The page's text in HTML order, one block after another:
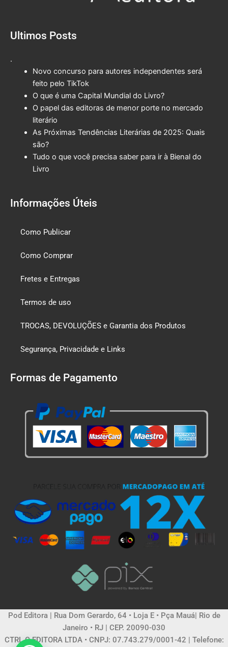
Ultimos Posts
.
Novo concurso para autores independentes será
feito pelo TikTok
O que é uma Capital Mundial do Livro?
O papel das editoras de menor porte no mercado
literário
As Próximas Tendências Literárias de 2025: Quais
são?
Tudo o que você precisa saber para ir à Bienal do
Livro
Informações Úteis
Como Publicar
Como Comprar
Fretes e Entregas
Termos de uso
TROCAS, DEVOLUÇÕES e Garantia dos Produtos
Segurança, Privacidade e Links
Formas de Pagamento
Pod Editora | Rua Dom Gerardo, 64 • Loja E • Pça Mauá| Rio de
Janeiro • RJ | CEP. 20090-030
CTRL C EDITORA LTDA • CNPJ: 07.743.279/0001-42 | Telefone: